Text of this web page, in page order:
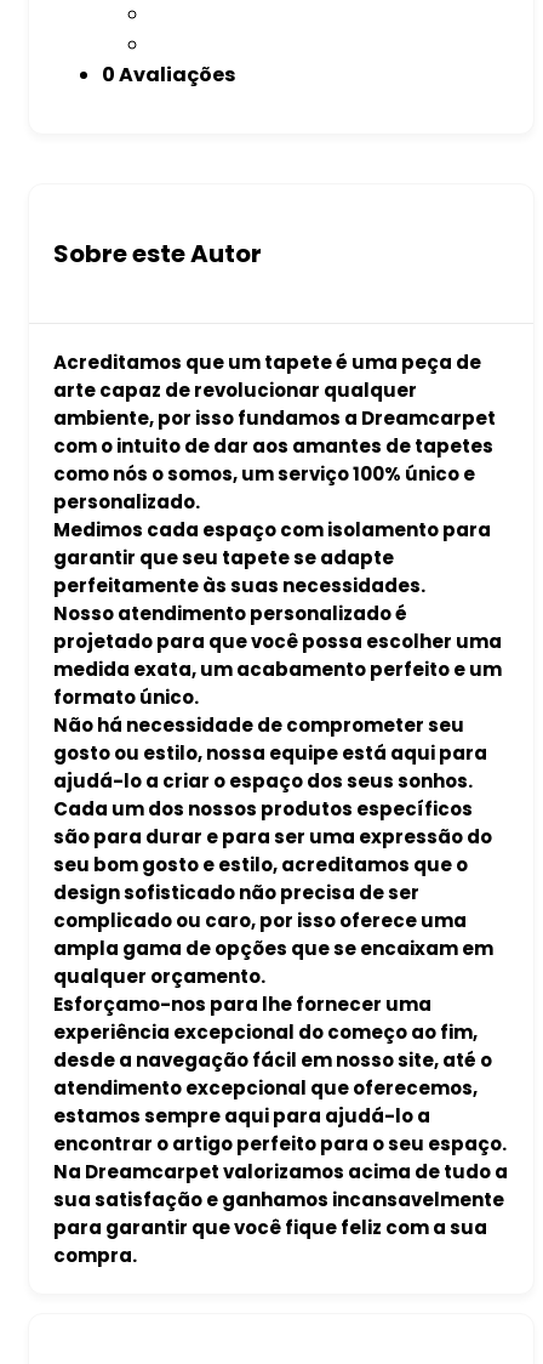
0 Avaliações
Sobre este Autor
Acreditamos que um tapete é uma peça de
arte capaz de revolucionar qualquer
ambiente, por isso fundamos a Dreamcarpet
com o intuito de dar aos amantes de tapetes
como nós o somos, um serviço 100% único e
personalizado.
Medimos cada espaço com isolamento para
garantir que seu tapete se adapte
perfeitamente às suas necessidades.
Nosso atendimento personalizado é
projetado para que você possa escolher uma
medida exata, um acabamento perfeito e um
formato único.
Não há necessidade de comprometer seu
gosto ou estilo, nossa equipe está aqui para
ajudá-lo a criar o espaço dos seus sonhos.
Cada um dos nossos produtos específicos
são para durar e para ser uma expressão do
seu bom gosto e estilo, acreditamos que o
design sofisticado não precisa de ser
complicado ou caro, por isso oferece uma
ampla gama de opções que se encaixam em
qualquer orçamento.
Esforçamo-nos para lhe fornecer uma
experiência excepcional do começo ao fim,
desde a navegação fácil em nosso site, até o
atendimento excepcional que oferecemos,
estamos sempre aqui para ajudá-lo a
encontrar o artigo perfeito para o seu espaço.
Na Dreamcarpet valorizamos acima de tudo a
sua satisfação e ganhamos incansavelmente
para garantir que você fique feliz com a sua
compra.